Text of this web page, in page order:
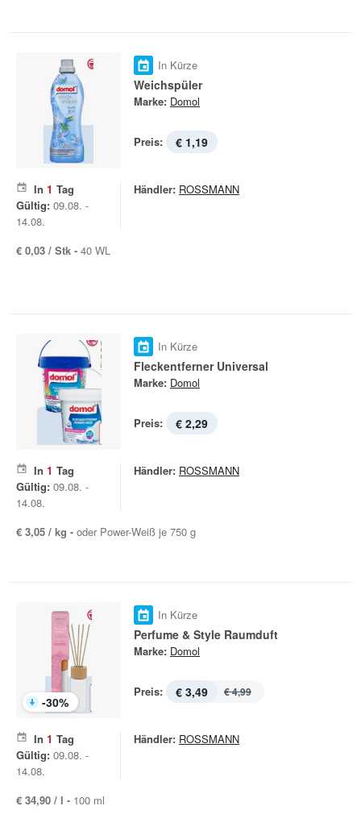
In Kürze
Weichspüler
Marke: Domol
Preis: € 1,19
In 1 Tag
Gültig: 09.08. -
14.08.
Händler: ROSSMANN
€ 0,03 / Stk - 40 WL
In Kürze
Fleckentferner Universal
Marke: Domol
Preis: € 2,29
In 1 Tag
Gültig: 09.08. -
14.08.
Händler: ROSSMANN
€ 3,05 / kg - oder Power-Weiß je 750 g
-30%
In Kürze
Perfume & Style Raumduft
Marke: Domol
Preis: € 3,49 € 4,99
In 1 Tag
Gültig: 09.08. -
14.08.
Händler: ROSSMANN
€ 34,90 / l - 100 ml